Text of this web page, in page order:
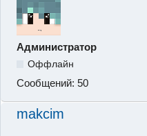
Администратор
Оффлайн
Сообщений: 50
makcim